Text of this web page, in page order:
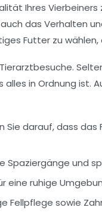
Ihres
das Verhalten
Futter zu
.
in Ordnung ist.
Sie darauf, dass
Spaziergänge und
eine ruhige
Fellpflege sowie